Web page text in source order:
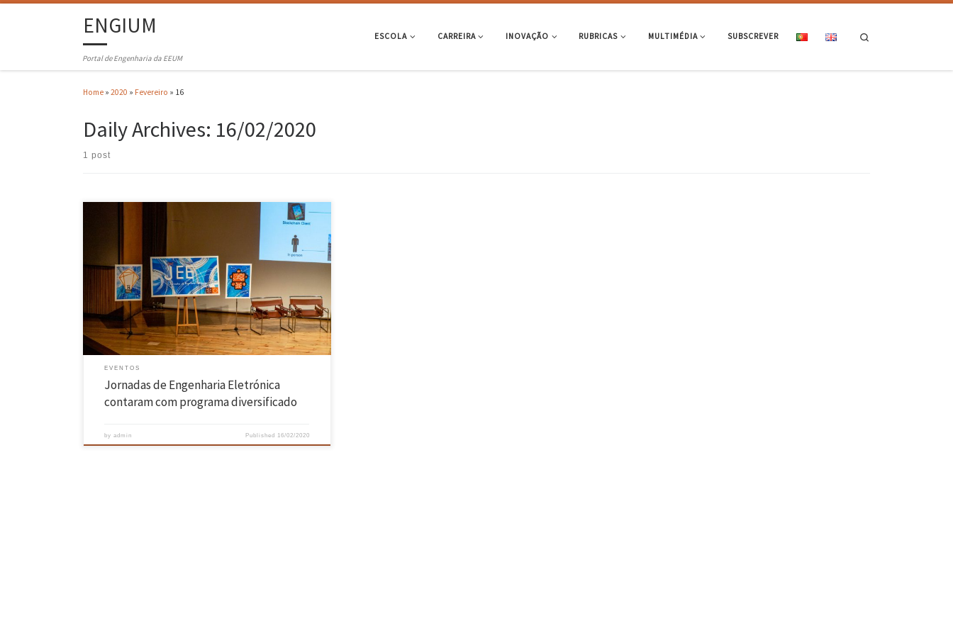
ENGIUM
Portal de Engenharia da EEUM
ESCOLA CARREIRA INOVAÇÃO RUBRICAS MULTIMÉDIA SUBSCREVER
Home » 2020 » Fevereiro » 16
Daily Archives: 16/02/2020
1 post
Organizadas pelo NEEEICUM as Jornadas de Engenharia Eletrónica
2019 decorreram de 11 a 15 de fevereiro na Escola de Engenharia da
Universidade do Minho. Na cerimónia de abertura estiveram
presentes a Vice-Presidente da EEUM, Professora Estela Bicho, o
Presidente da AAUM, Rui Oliveira, Prof. Aparício Fernandes, diretor do
Curso de […]
EVENTOS
Jornadas de Engenharia Eletrónica
contaram com programa diversificado
byadmin Published 16/02/2020